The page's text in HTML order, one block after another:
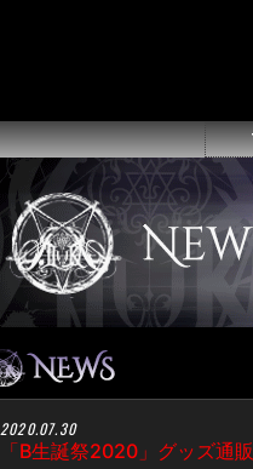
2020.07.30
「B生誕祭2020」グッズ通